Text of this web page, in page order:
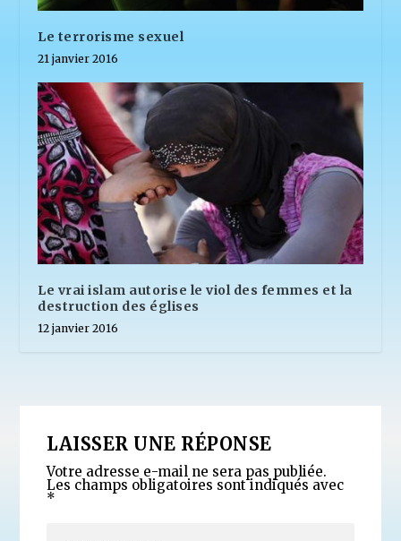
Le terrorisme sexuel
21 janvier 2016
Le vrai islam autorise le viol des femmes et la
destruction des églises
12 janvier 2016
LAISSER UNE RÉPONSE
Votre adresse e-mail ne sera pas publiée.
Les champs obligatoires sont indiqués avec
*